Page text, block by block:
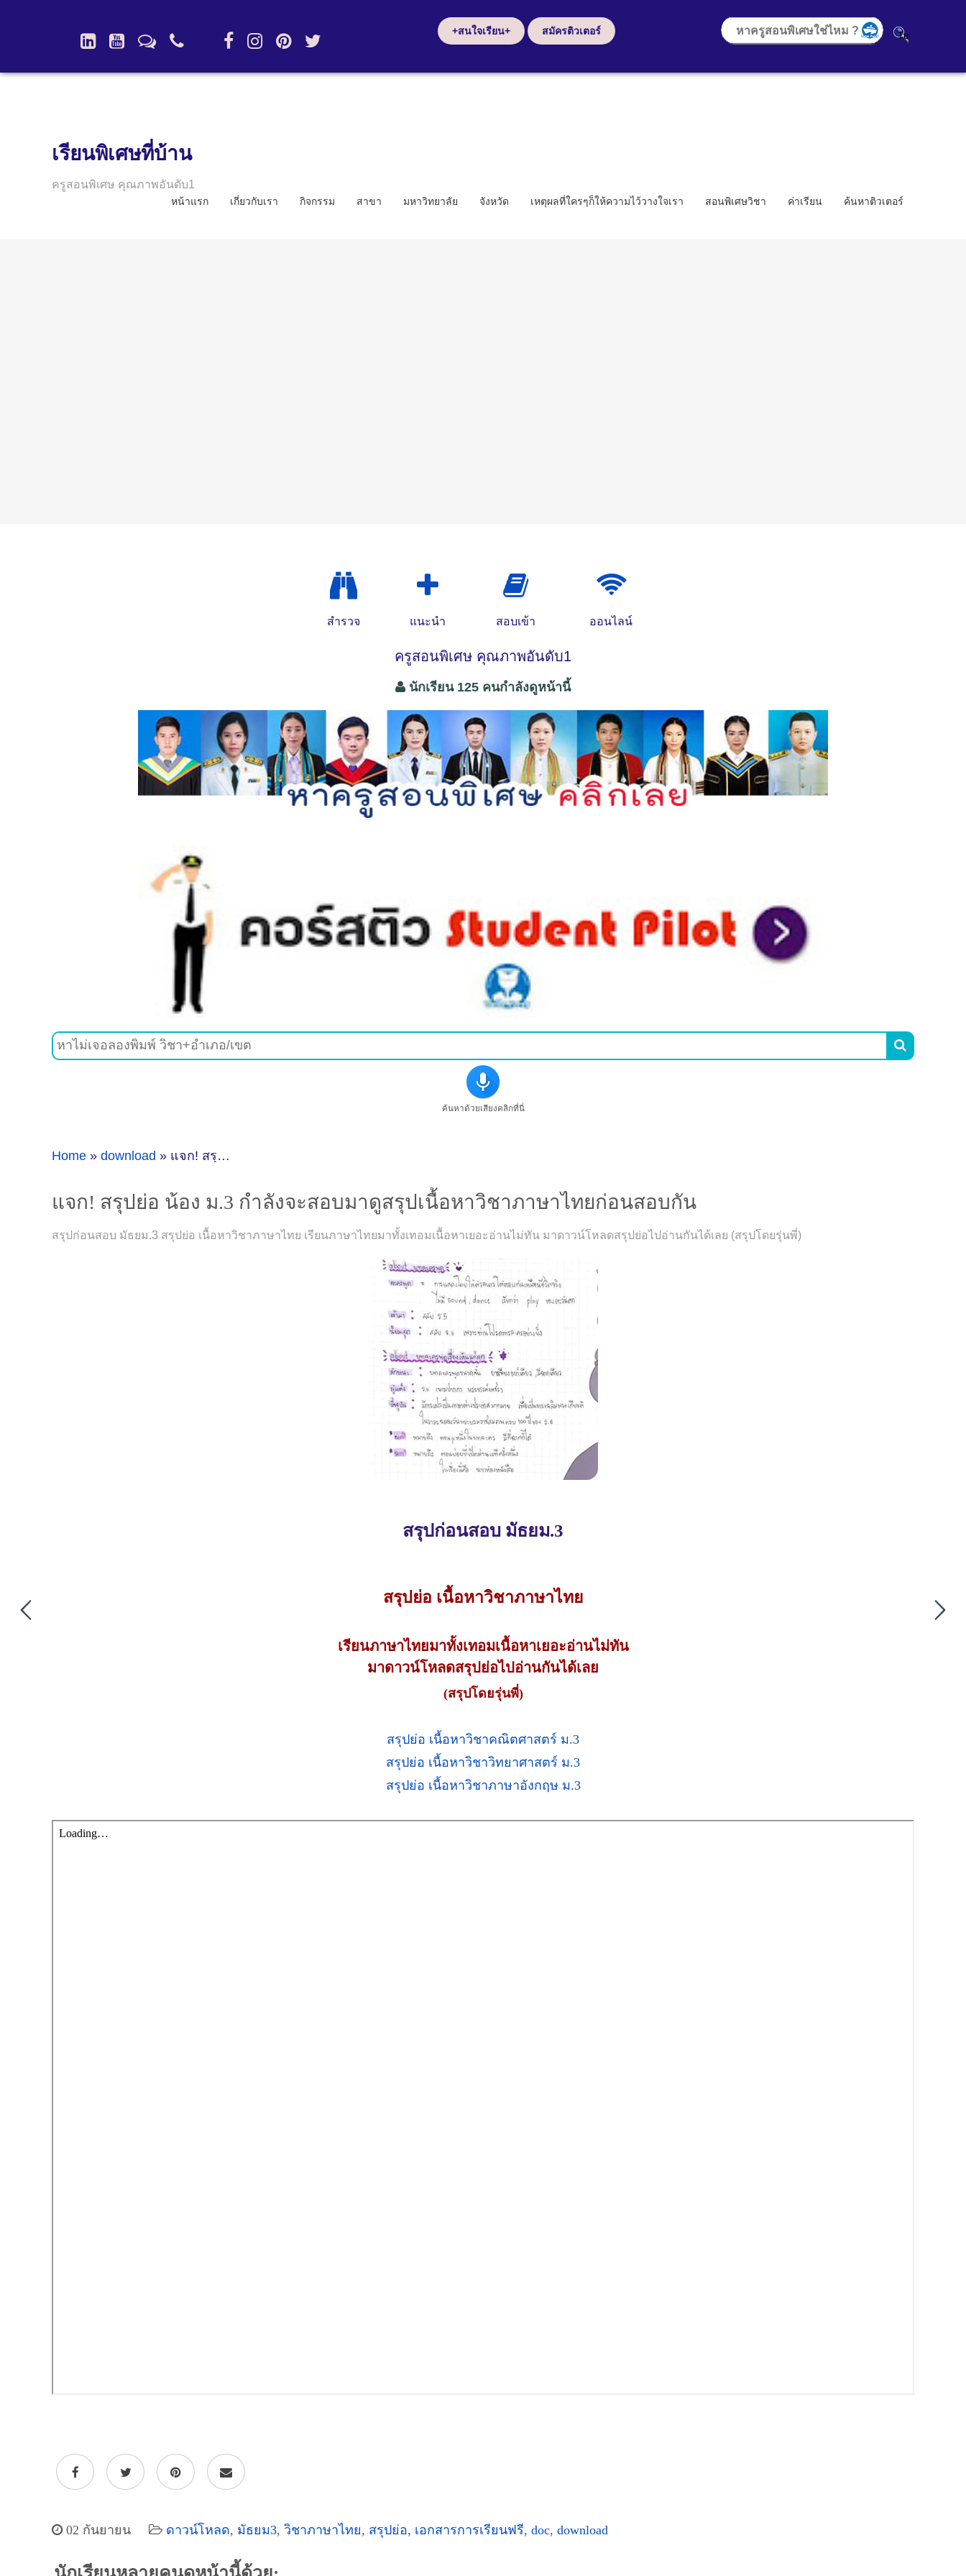
+สนใจเรียน+ สมัครติวเตอร์
เรียนพิเศษที่บ้าน
ครูสอนพิเศษ คุณภาพอันดับ1
หน้าแรก เกี่ยวกับเรา กิจกรรม สาขา มหาวิทยาลัย จังหวัด เหตุผลที่ใครๆก็ให้ความไว้วางใจเรา สอนพิเศษวิชา ค่าเรียน ค้นหาติวเตอร์
สำรวจ แนะนำ สอบเข้า ออนไลน์
ครูสอนพิเศษ คุณภาพอันดับ1
นักเรียน 125 คนกำลังดูหน้านี้

ค้นหาด้วยเสียงคลิกที่นี่
Home » download » แจก! สรุปย่อ น้อง ม.3 กำลังจะสอบมาดูสรุปเนื้อหาวิชาภาษาไทยก่อนสอบกัน
แจก! สรุปย่อ น้อง ม.3 กำลังจะสอบมาดูสรุปเนื้อหาวิชาภาษาไทยก่อนสอบกัน
สรุปก่อนสอบ มัธยม.3 สรุปย่อ เนื้อหาวิชาภาษาไทย เรียนภาษาไทยมาทั้งเทอมเนื้อหาเยอะอ่านไม่ทัน มาดาวน์โหลดสรุปย่อไปอ่านกันได้เลย (สรุปโดยรุ่นพี่)
สรุปก่อนสอบ มัธยม.3
สรุปย่อ เนื้อหาวิชาภาษาไทย
เรียนภาษาไทยมาทั้งเทอมเนื้อหาเยอะอ่านไม่ทัน
มาดาวน์โหลดสรุปย่อไปอ่านกันได้เลย
(สรุปโดยรุ่นพี่)
สรุปย่อ เนื้อหาวิชาคณิตศาสตร์ ม.3
สรุปย่อ เนื้อหาวิชาวิทยาศาสตร์ ม.3
สรุปย่อ เนื้อหาวิชาภาษาอังกฤษ ม.3
02 กันยายน ดาวน์โหลด, มัธยม3, วิชาภาษาไทย, สรุปย่อ, เอกสารการเรียนฟรี, doc, download